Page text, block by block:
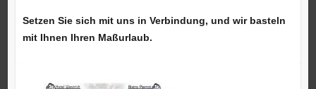
Setzen Sie sich mit uns in Verbindung, und wir basteln
mit Ihnen Ihren Maßurlaub.